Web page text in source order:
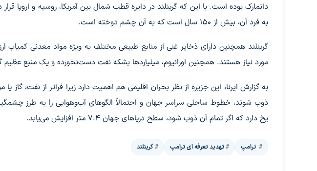
دانمارک بوده است. با این که گرینلند در دایره قطب شمال بین آمریکا، روسیه و اروپا
به فرد آن، بیش از ۱۵۰ سال است که به آن چشم دوخته است.
گرینلند همچنین دارای ذخایر غنی از منابع طبیعی مختلف به ویژه مواد معدنی کمیاب
مورد نیاز هستند. همچنین اورانیوم، میلیاردها بشکه نفت دست‌نخورده و یک منبع عظیم
به گزارش ایرنا، این جزیره از نظر بحران اقلیمی هم اهمیت دارد زیرا فراتر از نفت، گاز
ذوب شوند، خطوط ساحلی سراسر جهان و احتمالاً الگوهای آب‌وهوایی را به طرز
یخ دارد که اگر تمام آن ذوب شود، سطح دریاهای جهان ۷.۴ متر افزایش می‌یابد.
‍‍‍ ترامپ تهدید تعرفه ای ترامپ گرینلند